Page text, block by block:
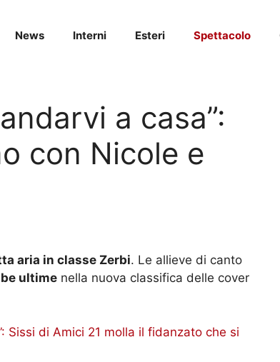
News Interni Esteri Spettacolo
a casa”:
con Nicole e
aria in classe Zerbi. Le allieve di canto
ultime nella nuova classifica delle cover
Sissi di Amici 21 molla il fidanzato che si